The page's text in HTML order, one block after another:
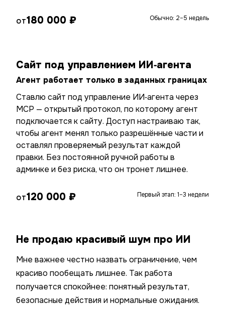
ОТ180 000 ₽ Обычно: 2–5 недель
Сайт под управлением ИИ‑агента
Агент работает только в заданных границах
Ставлю сайт под управление ИИ‑агента через
MCP — открытый протокол, по которому агент
подключается к сайту. Доступ настраиваю так,
чтобы агент менял только разрешённые части и
оставлял проверяемый результат каждой
правки. Без постоянной ручной работы в
админке и без риска, что он тронет лишнее.
ОТ120 000 ₽ Первый этап: 1–3 недели
Не продаю красивый шум про ИИ
Мне важнее честно назвать ограничение, чем
красиво пообещать лишнее. Так работа
получается спокойнее: понятный результат,
безопасные действия и нормальные ожидания.